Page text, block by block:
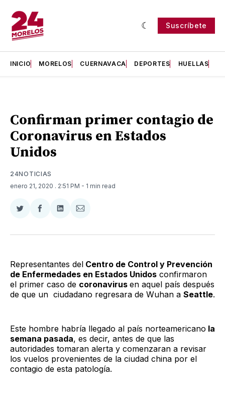
Suscríbete
INICIO MORELOS CUERNAVACA DEPORTES HUELLAS
Confirman primer contagio de
Coronavirus en Estados
Unidos
24NOTICIAS
enero 21, 2020 . 2:51 PM - 1 min read
Compartir
Twitter
Compartir
Facebook
Compartir
LinkedIn
Compartir
Email
Representantes del Centro de Control y Prevención
de Enfermedades en Estados Unidos confirmaron
el primer caso de coronavirus en aquel país después
de que un ciudadano regresara de Wuhan a Seattle.
Este hombre habría llegado al país norteamericano la
semana pasada, es decir, antes de que las
autoridades tomaran alerta y comenzaran a revisar
los vuelos provenientes de la ciudad china por el
contagio de esta patología.